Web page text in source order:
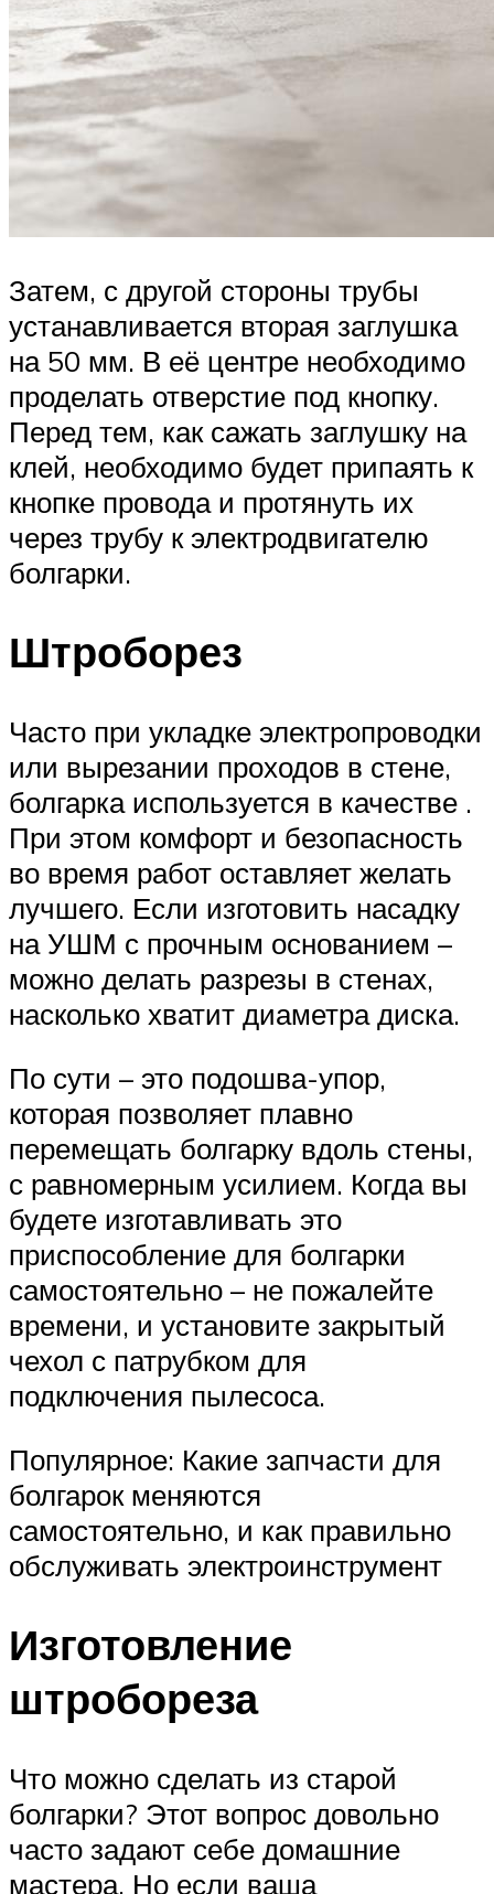
Затем, с другой стороны трубы
устанавливается вторая заглушка
на 50 мм. В её центре необходимо
проделать отверстие под кнопку.
Перед тем, как сажать заглушку на
клей, необходимо будет припаять к
кнопке провода и протянуть их
через трубу к электродвигателю
болгарки.
Штроборез
Часто при укладке электропроводки
или вырезании проходов в стене,
болгарка используется в качестве .
При этом комфорт и безопасность
во время работ оставляет желать
лучшего. Если изготовить насадку
на УШМ с прочным основанием –
можно делать разрезы в стенах,
насколько хватит диаметра диска.
По сути – это подошва-упор,
которая позволяет плавно
перемещать болгарку вдоль стены,
с равномерным усилием. Когда вы
будете изготавливать это
приспособление для болгарки
самостоятельно – не пожалейте
времени, и установите закрытый
чехол с патрубком для
подключения пылесоса.
Популярное: Какие запчасти для
болгарок меняются
самостоятельно, и как правильно
обслуживать электроинструмент
Изготовление
штробореза
Что можно сделать из старой
болгарки? Этот вопрос довольно
часто задают себе домашние
мастера. Но если ваша